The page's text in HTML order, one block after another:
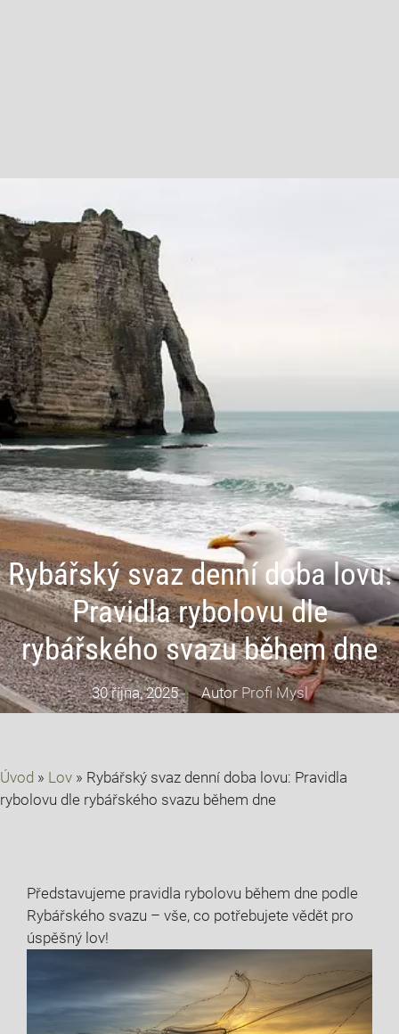
Rybářský svaz denní doba lovu:
Pravidla rybolovu dle
rybářského svazu během dne
30 října, 2025 Autor Profi Mysl
Úvod » Lov » Rybářský svaz denní doba lovu: Pravidla
rybolovu dle rybářského svazu během dne
Představujeme pravidla rybolovu ⁤během dne podle
Rybářského svazu – vše, co potřebujete vědět pro
úspěšný lov!